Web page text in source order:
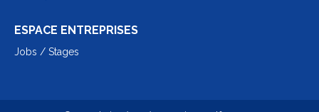
ESPACE ENTREPRISES
Jobs / Stages